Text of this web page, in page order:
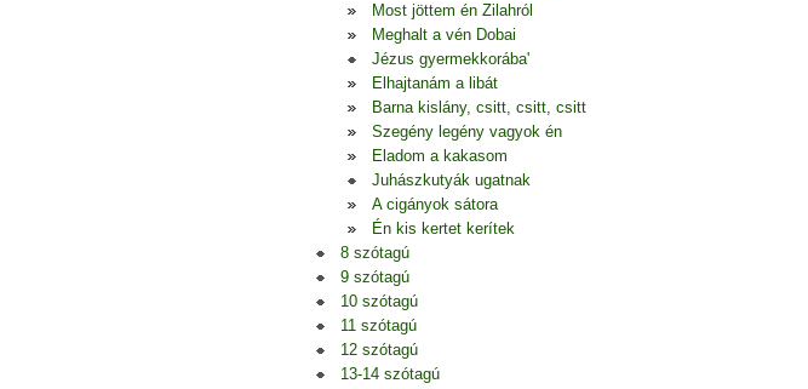
Most jöttem én Zilahról
Meghalt a vén Dobai
Jézus gyermekkorába'
Elhajtanám a libát
Barna kislány, csitt, csitt, csitt
Szegény legény vagyok én
Eladom a kakasom
Juhászkutyák ugatnak
A cigányok sátora
Én kis kertet kerítek
8 szótagú
9 szótagú
10 szótagú
11 szótagú
12 szótagú
13-14 szótagú